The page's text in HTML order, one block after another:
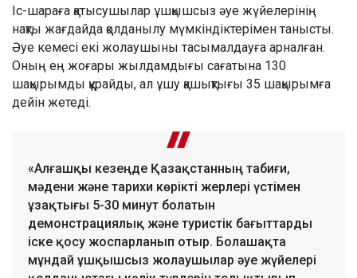
Іс-шараға қатысушылар ұшқышсыз әуе жүйелерінің
нақты жағдайда қолданылу мүмкіндіктерімен танысты.
Әуе кемесі екі жолаушыны тасымалдауға арналған.
Оның ең жоғары жылдамдығы сағатына 130
шақырымды құрайды, ал ұшу қашықтығы 35 шақырымға
дейін жетеді.
«Алғашқы кезеңде Қазақстанның табиғи,
мәдени және тарихи көрікті жерлері үстімен
ұзақтығы 5-30 минут болатын
демонстрациялық және туристік бағыттарды
іске қосу жоспарланып отыр. Болашақта
мұндай ұшқышсыз жолаушылар әуе жүйелері